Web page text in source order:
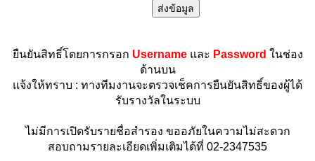
ยืนยันสิทธิ์โดยการกรอก Usernameและ Password ในช่อง
ด้านบน
แจ้งให้ทราบ : ทางทีมงานจะตรวจเช็คการยืนยันสิทธิ์ของผู้ได้
รับรางวัลในระบบ
ไม่มีการเปิดรับรายชื่อสำรอง ขออภัยในความไม่สะดวก
สอบถามรายละเอียดเพิ่มเติมได้ที่ 02-2347535